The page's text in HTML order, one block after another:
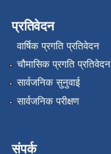
प्रतिवेदन
वार्षिक प्रगति प्रतिवेदन
चौमासिक प्रगति प्रतिवेदन
सार्वजनिक सुनुवाई
सार्वजनिक परीक्षण
संपर्क